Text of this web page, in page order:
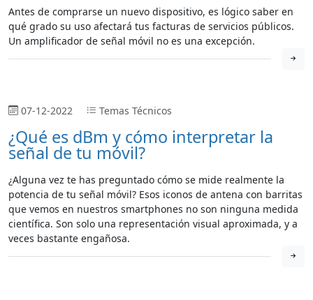
Antes de comprarse un nuevo dispositivo, es lógico saber en
qué grado su uso afectará tus facturas de servicios públicos.
Un amplificador de señal móvil no es una excepción.
07-12-2022 Temas Técnicos
¿Qué es dBm y cómo interpretar la
señal de tu móvil?
¿Alguna vez te has preguntado cómo se mide realmente la
potencia de tu señal móvil? Esos iconos de antena con barritas
que vemos en nuestros smartphones no son ninguna medida
científica. Son solo una representación visual aproximada, y a
veces bastante engañosa.